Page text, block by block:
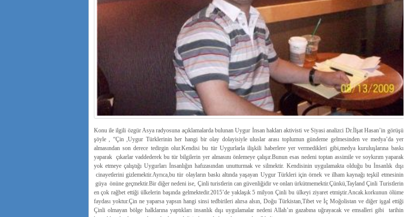
Konu ile ilgili özgür Asya radyosuna açıklamalarda bulunan Uygur İnsan hakları aktivisti ve Siyasi analizci Dr.İlşat Hasan’in görüşü
şöyle , “Çin ,Uygur Türklerinin her hangi bir olay dolayisiyle uluslar arası toplumun gündeme gelmesinden ve medya’da yer
almasından son derece tedirgin olur.Kendisi bu tür Uygurlarla ilişkili haberlere yer vermedikleri gibi,medya kuruluşlarına baskı
yaparak çıkarlar vaddederek bu tür bilgilerin yer almasını önlemeye çalışır.Bunun esas nedeni toptan assimile ve soykırım yaparak
yok etmeye çalıştığı Uygurları İnsanlığın hafızasından unutturmak ve silmektir. Kendisinin uygulamakta olduğu bu İnsanlık dışı
cinayetlerini gizlemektir.Ayrıca,bu tür olayların baskı altında yaşayan Uygur Türkleri için örnek ve ilham kaynağı teşkil etmesinin
güya önüne geçmektir.Bir diğer nedeni ise, Çinli turistlerin can güvenliğidir ve onları ürkütmemektir.Çünkü,Tayland Çinli Turistlerin
en çok rağbet ettiği ülkelerin başında gelmektedir.2015’de yaklaşık 5 milyon Çinli bu ülkeyi ziyaret etmiştir.Ancak.korkunun ölüme
faydası yoktur.Çin ne yaparsa yapsın hangi sinsi tedbirileri alırsa alsın, Doğu Türkistan,Tibet ve İç Moğolistan ve diğer işgal ettiği
Çinli olmayan bölge halklarına yaptıkları insanlık dışı uygulamalar nedeni Allah’ın gazabına uğrayacak ve emsalleri gibi tarihin